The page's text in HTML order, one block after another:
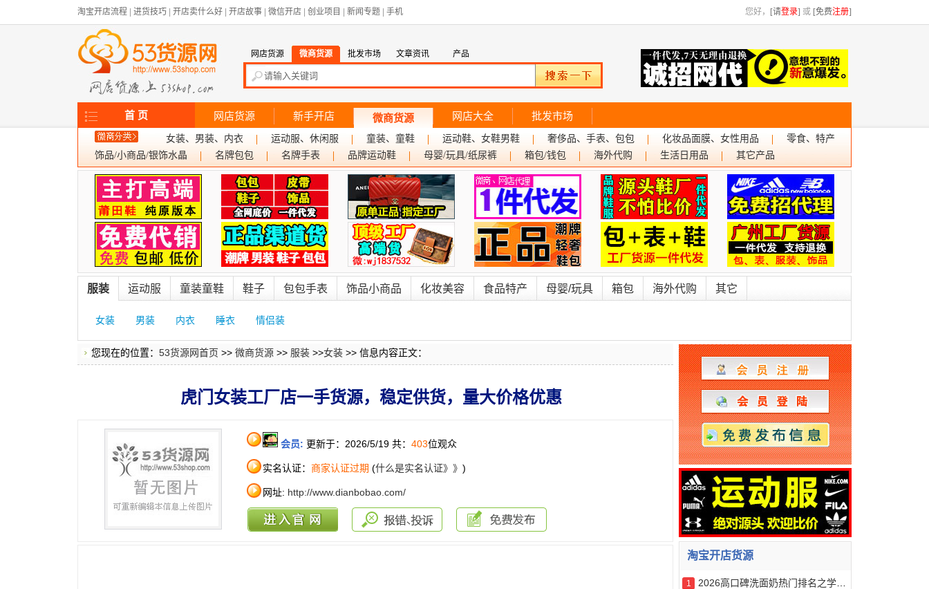
淘宝开店流程 进货技巧 开店卖什么好 开店故事 微信开店 创业项目 新闻专题 手机 您好， [请登录] 或 [免费注册]
网店货源 微商货源 批发市场 文章资讯 产品
首 页 网店货源 新手开店 微商货源 网店大全 批发市场
女装、男装、内衣 运动服、休闲服 童装、童鞋 运动鞋、女鞋男鞋 奢侈品、手表、包包 化妆品面膜、女性用品
零食、特产
饰品/小商品/银饰水晶
名牌包包 名牌手表 品牌运动鞋 母婴/玩具/纸尿裤 箱包/钱包 海外代购 生活日用品 其它产品
服装 运动服 童装童鞋 鞋子 包包手表 饰品小商品 化妆美容 食品特产 母婴/玩具 箱包 海外代购 其它
女装 男装 内衣 睡衣 情侣装
您现在的位置： 53货源网首页 >> 微商货源 >> 服装 >>女装 >> 信息内容正文：
虎门女装工厂店一手货源，稳定供货，量大价格优惠
会员: 更新于：2026/5/19 共： 403位观众
实名认证： 商家认证过期 (什么是实名认证》》 )
网址: http://www.dianbobao.com/
淘宝开店货源
1 2026高口碑洗面奶热门排名之学生党平价篇，50元以内*好用